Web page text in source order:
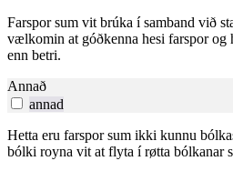
Farspor sum vit brúka í samband við
vælkomin at góðkenna hesi farspor og
enn betri.
Annað
annad
Hetta eru farspor sum ikki kunnu
bólki royna vit at flyta í røtta bólkanar